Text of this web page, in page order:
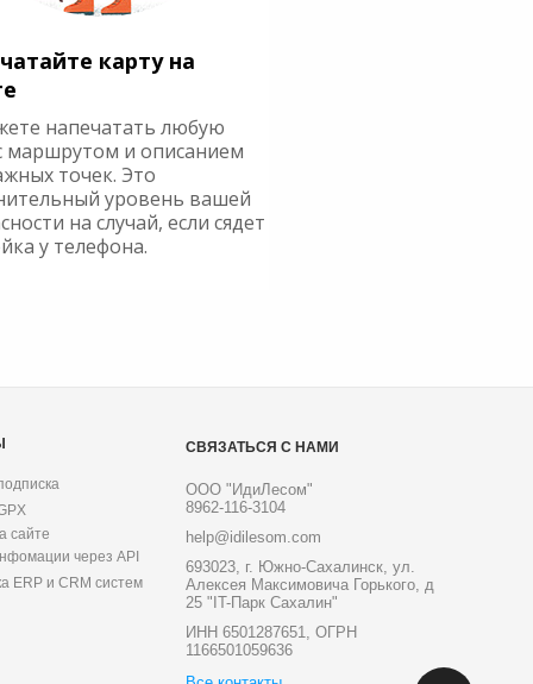
карту на
напечатать любую
маршрутом и описанием
точек. Это
уровень вашей
на случай, если сядет
у телефона.
сайте
через API
ERP и CRM систем
СВЯЗАТЬСЯ С НАМИ
ООО "ИдиЛесом"
8962-116-3104
help@idilesom.com
693023, г. Южно-Сахалинск, ул.
Алексея Максимовича Горького, д
25 "IT-Парк Сахалин"
ИНН 6501287651, ОГРН
1166501059636